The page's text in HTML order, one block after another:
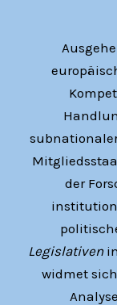
der
Legislativenin
widmet